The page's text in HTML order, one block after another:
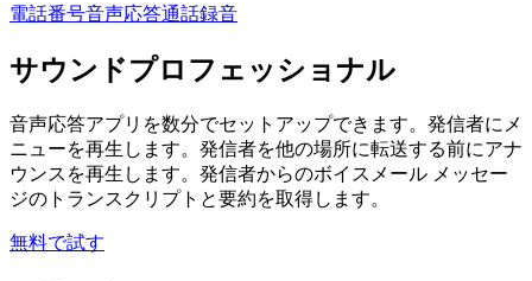
電話番号音声応答通話録音
サウンドプロフェッショナル
音声応答アプリを数分でセットアップできます。発信者にメ
ニューを再生します。発信者を他の場所に転送する前にアナ
ウンスを再生します。発信者からのボイスメール メッセー
ジのトランスクリプトと要約を取得します。
無料で試す